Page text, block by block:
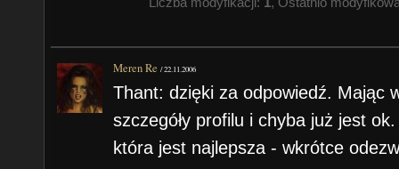
Liczba modyfikacji: 1, Ostatnio
Meren Re /22.11.2006
Thant: dzięki za odpowiedź. Mając
szczegóły profilu i chyba już jest
która jest najlepsza - wkrótce